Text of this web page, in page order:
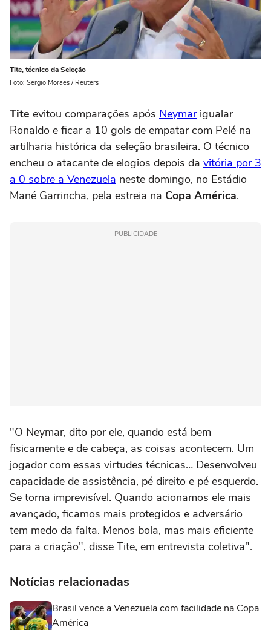
Tite, técnico da Seleção
Foto: Sergio Moraes / Reuters
Tite evitou comparações após Neymarigualar
Ronaldo e ficar a 10 gols de empatar com Pelé na
artilharia histórica da seleção brasileira. O técnico
encheu o atacante de elogios depois da vitória por 3
a 0 sobre a Venezuela neste domingo, no Estádio
Mané Garrincha, pela estreia na Copa América.
PUBLICIDADE
"O Neymar, dito por ele, quando está bem
fisicamente e de cabeça, as coisas acontecem. Um
jogador com essas virtudes técnicas… Desenvolveu
capacidade de assistência, pé direito e pé esquerdo.
Se torna imprevisível. Quando acionamos ele mais
avançado, ficamos mais protegidos e adversário
tem medo da falta. Menos bola, mas mais eficiente
para a criação", disse Tite, em entrevista coletiva".
Notícias relacionadas
Brasil vence a Venezuela com facilidade na Copa
América